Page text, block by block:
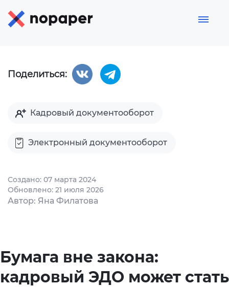
Поделиться:
Кадровый документооборот
Электронный документооборот
Создано: 07 марта 2024
Обновлено: 21 июля 2026
Автор: Яна Филатова
Бумага вне закона:
кадровый ЭДО может стать